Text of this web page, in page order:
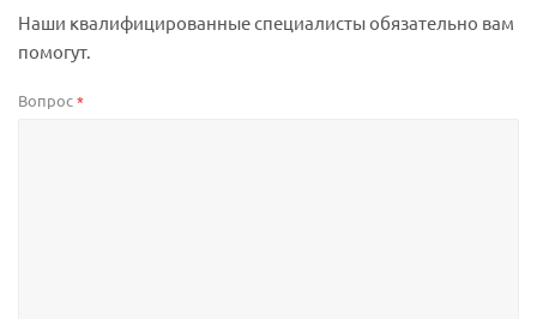
Наши квалифицированные специалисты обязательно вам
помогут.
Вопрос*